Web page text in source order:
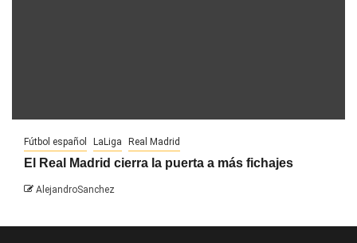
Fútbol español LaLiga Real Madrid
El Real Madrid cierra la puerta a más fichajes
AlejandroSanchez